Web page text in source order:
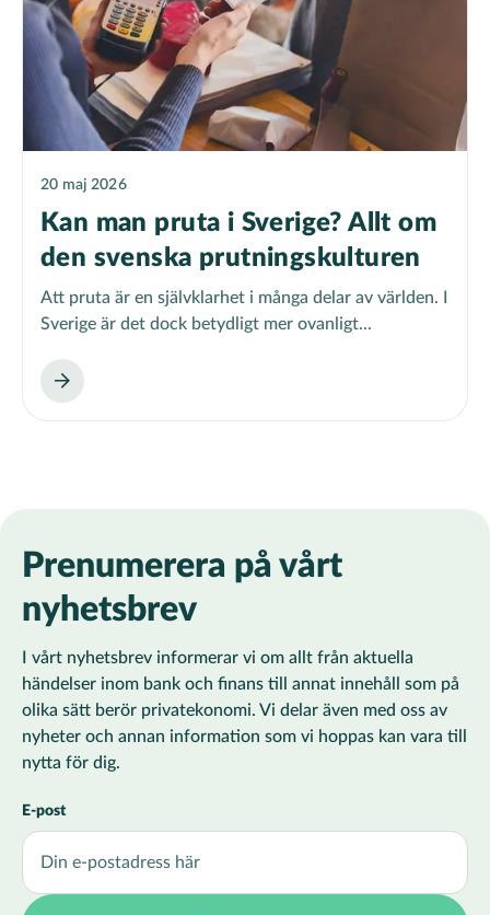
20 maj 2026
Kan man pruta i Sverige? Allt om
den svenska prutningskulturen
Att pruta är en självklarhet i många delar av världen. I
Sverige är det dock betydligt mer ovanligt...
Prenumerera på vårt
nyhetsbrev
I vårt nyhetsbrev informerar vi om allt från aktuella
händelser inom bank och finans till annat innehåll som på
olika sätt berör privatekonomi. Vi delar även med oss av
nyheter och annan information som vi hoppas kan vara till
nytta för dig.
E-post